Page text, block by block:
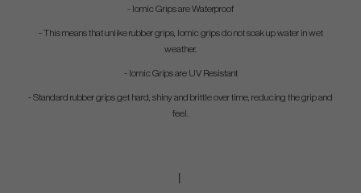
- Iomic Grips are Waterproof
- This means that unlike rubber grips, Iomic grips do not soak up water in wet
weather.
- Iomic Grips are UV Resistant
- Standard rubber grips get hard, shiny and brittle over time, reducing the grip and
feel.